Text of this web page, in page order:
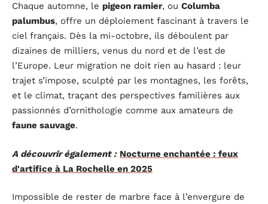
Chaque automne, le pigeon ramier, ou Columba
palumbus, offre un déploiement fascinant à travers le
ciel français. Dès la mi-octobre, ils déboulent par
dizaines de milliers, venus du nord et de l’est de
l’Europe. Leur migration ne doit rien au hasard : leur
trajet s’impose, sculpté par les montagnes, les forêts,
et le climat, traçant des perspectives familières aux
passionnés d’ornithologie comme aux amateurs de
faune sauvage.
A découvrir également : Nocturne enchantée : feux
d'artifice à La Rochelle en 2025
Impossible de rester de marbre face à l’envergure de